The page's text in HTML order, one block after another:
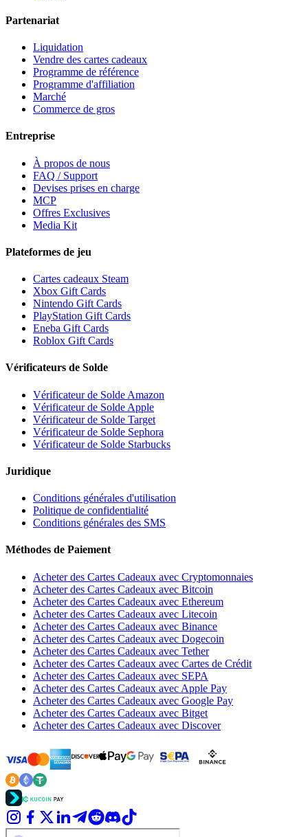
Partenariat
Liquidation
Vendre des cartes cadeaux
Programme de référence
Programme d'affiliation
Marché
Commerce de gros
Entreprise
À propos de nous
FAQ / Support
Devises prises en charge
MCP
Offres Exclusives
Media Kit
Plateformes de jeu
Cartes cadeaux Steam
Xbox Gift Cards
Nintendo Gift Cards
PlayStation Gift Cards
Eneba Gift Cards
Roblox Gift Cards
Vérificateurs de Solde
Vérificateur de Solde Amazon
Vérificateur de Solde Apple
Vérificateur de Solde Target
Vérificateur de Solde Sephora
Vérificateur de Solde Starbucks
Juridique
Conditions générales d'utilisation
Politique de confidentialité
Conditions générales des SMS
Méthodes de Paiement
Acheter des Cartes Cadeaux avec Cryptomonnaies
Acheter des Cartes Cadeaux avec Bitcoin
Acheter des Cartes Cadeaux avec Ethereum
Acheter des Cartes Cadeaux avec Litecoin
Acheter des Cartes Cadeaux avec Binance
Acheter des Cartes Cadeaux avec Dogecoin
Acheter des Cartes Cadeaux avec Tether
Acheter des Cartes Cadeaux avec Cartes de Crédit
Acheter des Cartes Cadeaux avec SEPA
Acheter des Cartes Cadeaux avec Apple Pay
Acheter des Cartes Cadeaux avec Google Pay
Acheter des Cartes Cadeaux avec Bitget
Acheter des Cartes Cadeaux avec Discover